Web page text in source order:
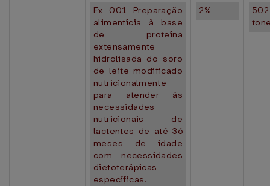
Ex 001 Preparação
alimentícia à base
de proteína
extensamente
hidrolisada do soro
de leite modificado
nutricionalmente
para atender às
necessidades
nutricionais de
lactentes de até 36
meses de idade
com necessidades
dietoterápicas
específicas.
2%
502